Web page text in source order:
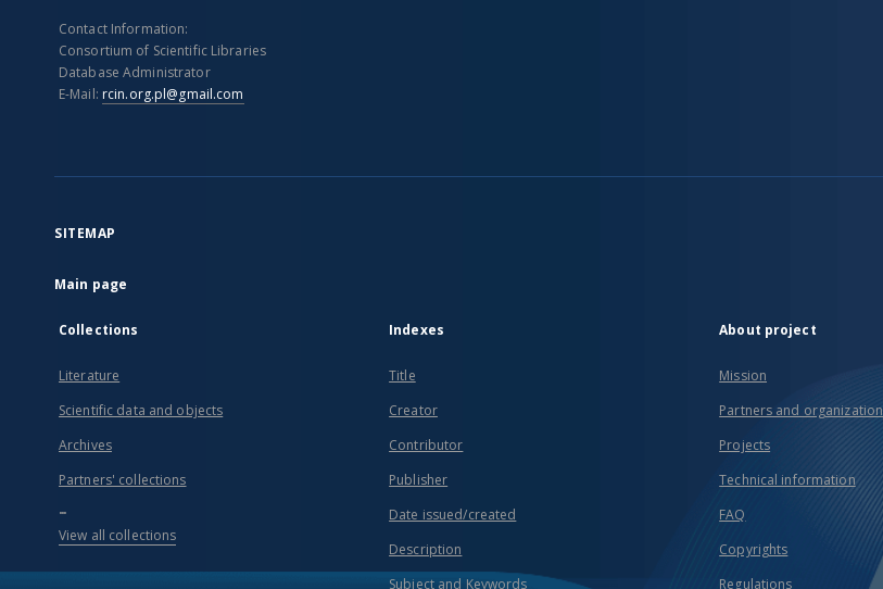
Contact Information:
Consortium of Scientific Libraries
Database Administrator
E-Mail: rcin.org.pl@gmail.com
SITEMAP
Main page
Collections
Literature
Scientific data and objects
Archives
Partners' collections
...
View all collections
Indexes
Title
Creator
Contributor
Publisher
Date issued/created
Description
Subject and Keywords
About project
Mission
Partners and organization
Projects
Technical information
FAQ
Copyrights
Regulations